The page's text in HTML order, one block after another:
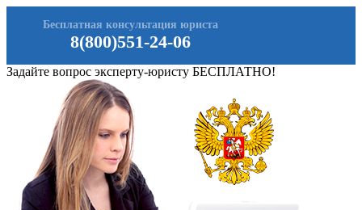
8(800)551-24-06
Бесплатная консультация юриста
Задайте вопрос эксперту-юристу БЕСПЛАТНО!